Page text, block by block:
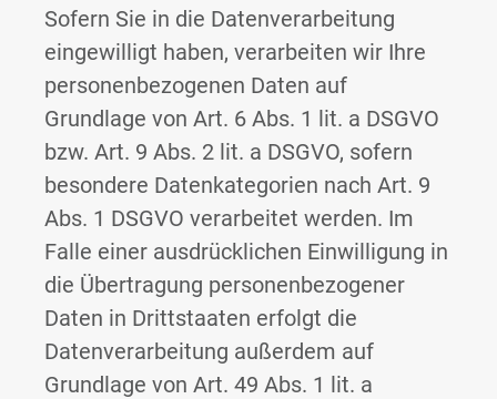
Sofern Sie in die Datenverarbeitung
eingewilligt haben, verarbeiten wir Ihre
personenbezogenen Daten auf
Grundlage von Art. 6 Abs. 1 lit. a DSGVO
bzw. Art. 9 Abs. 2 lit. a DSGVO, sofern
besondere Datenkategorien nach Art. 9
Abs. 1 DSGVO verarbeitet werden. Im
Falle einer ausdrücklichen Einwilligung in
die Übertragung personenbezogener
Daten in Drittstaaten erfolgt die
Datenverarbeitung außerdem auf
Grundlage von Art. 49 Abs. 1 lit. a